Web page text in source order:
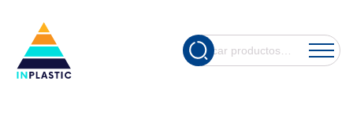
Buscar
por:
Cuando hay